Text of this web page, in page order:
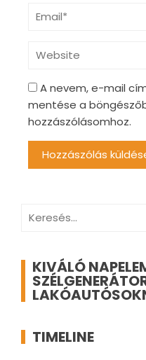
A nevem, e-mail
mentése a
hozzászólásomhoz.
Keresés:
KIVÁLÓ
TIMELINE